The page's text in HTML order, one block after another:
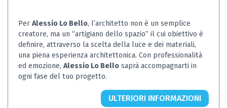
Per Alessio Lo Bello, l’architetto non è un semplice
creatore, ma un “artigiano dello spazio” il cui obiettivo è
definire, attraverso la scelta della luce e dei materiali,
una piena esperienza architettonica. Con professionalità
ed emozione, Alessio Lo Bello saprà accompagnarti in
ogni fase del tuo progetto.
ULTERIORI INFORMAZIONI